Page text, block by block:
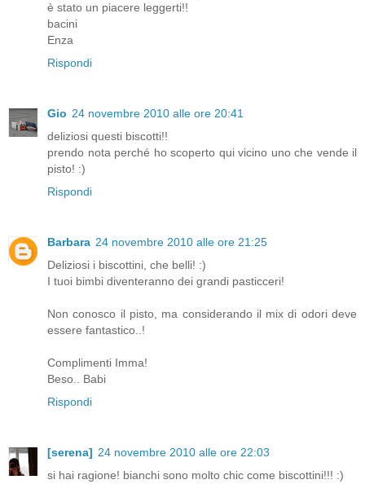
è stato un piacere leggerti!!
bacini
Enza
Rispondi
Gio 24 novembre 2010 alle ore 20:41
deliziosi questi biscotti!!
prendo nota perché ho scoperto qui vicino uno che vende il
pisto! :)
Rispondi
Barbara 24 novembre 2010 alle ore 21:25
Deliziosi i biscottini, che belli! :)
I tuoi bimbi diventeranno dei grandi pasticceri!
Non conosco il pisto, ma considerando il mix di odori deve
essere fantastico..!
Complimenti Imma!
Beso.. Babi
Rispondi
[serena] 24 novembre 2010 alle ore 22:03
si hai ragione! bianchi sono molto chic come biscottini!!! :)